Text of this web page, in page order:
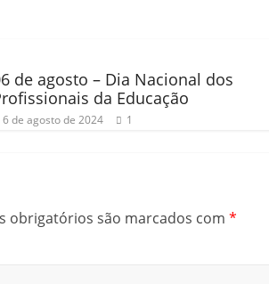
de agosto – Dia Nacional dos
da Educação
6 de agosto de 2024 1
obrigatórios são marcados com *